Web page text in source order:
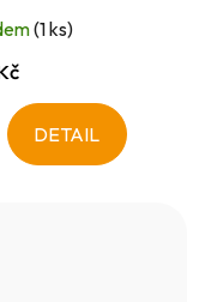
(1 ks)
DETAIL